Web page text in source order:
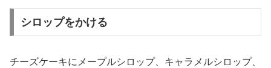
シロップをかける
チーズケーキにメープルシロップ、キャラメルシロップ、